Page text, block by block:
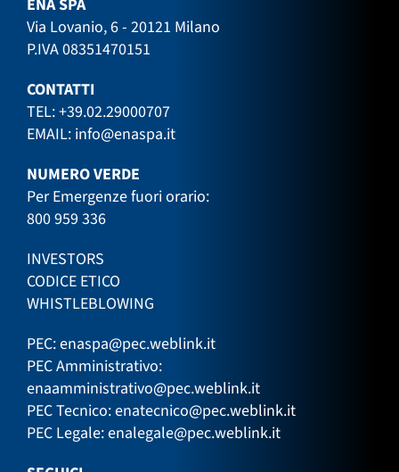
ENA SPA
Via Lovanio, 6 - 20121 Milano
P.IVA 08351470151
CONTATTI
TEL:+39.02.29000707
EMAIL: info@enaspa.it
NUMERO VERDE
Per Emergenze fuori orario:
800 959 336
INVESTORS
CODICE ETICO
WHISTLEBLOWING
PEC:enaspa@pec.weblink.it
PEC Amministrativo:
enaamministrativo@pec.weblink.it
PEC Tecnico:enatecnico@pec.weblink.it
PEC Legale:enalegale@pec.weblink.it